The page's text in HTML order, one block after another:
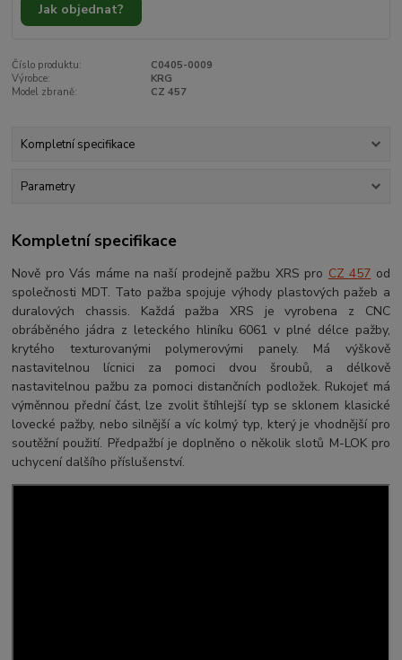
Jak objednat?
Číslo produktu:
C0405-0009
Výrobce:
KRG
Model zbraně:
CZ 457
Kompletní specifikace
Parametry
Kompletní specifikace
Nově pro Vás máme na naší prodejně pažbu XRS pro CZ 457 od
společnosti MDT. Tato pažba spojuje výhody plastových pažeb a
duralových chassis. Každá pažba XRS je vyrobena z CNC
obráběného jádra z leteckého hliníku 6061 v plné délce pažby,
krytého texturovanými polymerovými panely. Má výškově
nastavitelnou lícnici za pomoci dvou šroubů, a délkově
nastavitelnou pažbu za pomoci distančních podložek. Rukojeť má
výměnnou přední část, lze zvolit štíhlejší typ se sklonem klasické
lovecké pažby, nebo silnější a víc kolmý typ, který je vhodnější pro
soutěžní použití. Předpažbí je doplněno o několik slotů M-LOK pro
uchycení dalšího příslušenství.